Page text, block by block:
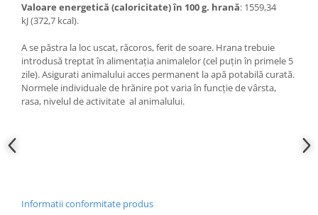
Valoare energetică (caloricitate) în 100 g. hrană: 1559,34
kJ (372,7 kcal).
A se păstra la loc uscat, răcoros, ferit de soare. Hrana trebuie
introdusă treptat în alimentația animalelor (cel puțin în primele 5
zile). Asigurati animalului acces permanent la apă potabilă curată.
Normele individuale de hrănire pot varia în funcție de vârsta,
rasa, nivelul de activitate al animalului.
Informatii conformitate produs